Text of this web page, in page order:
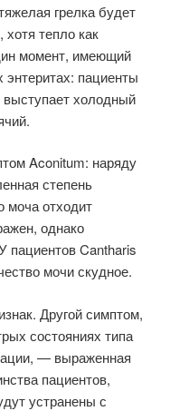
грелка будет
тепло как
момент, имеющий
паци­енты
выступает холодный
Aconitum: наряду
степень
моча отходит
однако
пациентов Cantharis
мочи скудное.
Другой симптом,
состояниях типа
— выраженная
пациентов,
устранены с